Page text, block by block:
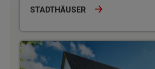
STADTHÄUSER
Zweifamilienhäuser